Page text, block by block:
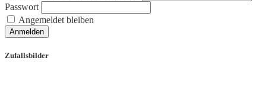
Passwort
Angemeldet bleiben
Anmelden
Zufallsbilder